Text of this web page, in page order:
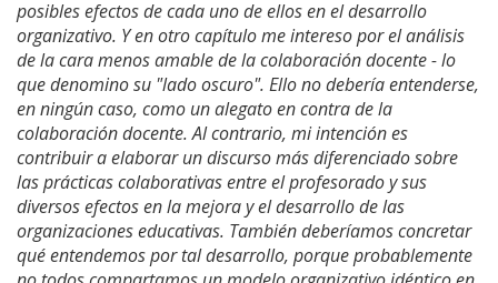
posibles efectos de cada uno de ellos en el desarrollo
organizativo. Y en otro capítulo me intereso por el análisis
de la cara menos amable de la colaboración docente - lo
que denomino su "lado oscuro". Ello no debería entenderse,
en ningún caso, como un alegato en contra de la
colaboración docente. Al contrario, mi intención es
contribuir a elaborar un discurso más diferenciado sobre
las prácticas colaborativas entre el profesorado y sus
diversos efectos en la mejora y el desarrollo de las
organizaciones educativas. También deberíamos concretar
qué entendemos por tal desarrollo, porque probablemente